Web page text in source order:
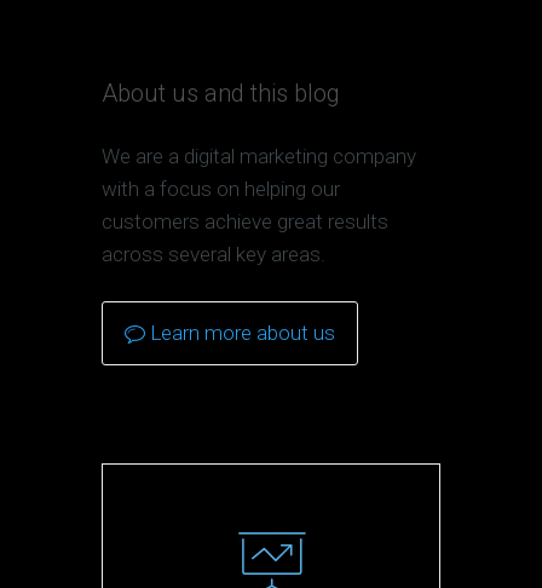
About us and this blog
We are a digital marketing company
with a focus on helping our
customers achieve great results
across several key areas.
Learn more about us